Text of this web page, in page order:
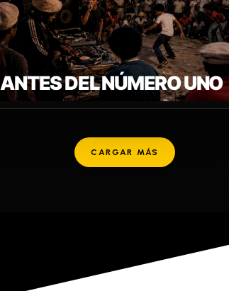
ANTES DEL NÚMERO UNO
CARGAR MÁS